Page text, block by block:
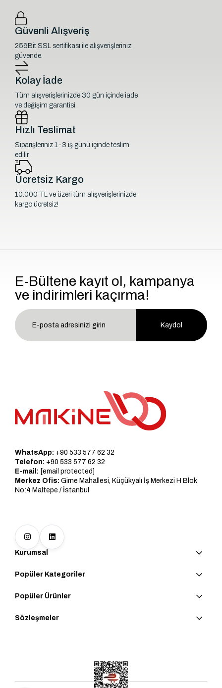
Güvenli Alışveriş
256Bit SSL sertifikası ile alışverişleriniz
güvende.
Kolay İade
Tüm alışverişlerinizde 30 gün içinde iade
ve değişim garantisi.
Hızlı Teslimat
Siparişleriniz 1-3 iş günü içinde teslim
edilir.
Ücretsiz Kargo
10.000 TL ve üzeri tüm alışverişlerinizde
kargo ücretsiz!
E-Bültene kayıt ol, kampanya
ve indirimleri kaçırma!
Kaydol
WhatsApp: +90 533 577 62 32
Telefon: +90 533 577 62 32
E-mail: [email protected]
Merkez Ofis: Girne Mahallesi, Küçükyalı İş Merkezi H Blok
No:4 Maltepe / İstanbul
Kurumsal
Popüler Kategoriler
Popüler Ürünler
Sözleşmeler